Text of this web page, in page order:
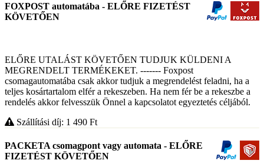
FOXPOST automatába - ELŐRE FIZETÉST
KÖVETŐEN
ELŐRE UTALÁST KÖVETŐEN TUDJUK KÜLDENI A
MEGRENDELT TERMÉKEKET. ------- Foxpost
csomagautomatába csak akkor tudjuk a megrendelést feladni, ha a
teljes kosártartalom elfér a rekeszeben. Ha nem fér be a rekeszbe a
rendelés akkor felvesszük Önnel a kapcsolatot egyeztetés céljából.
Szállítási díj: 1 490 Ft
PACKETA csomagpont vagy automata - ELŐRE
FIZETÉST KÖVETŐEN